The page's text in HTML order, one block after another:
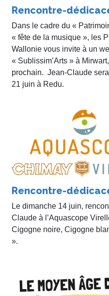
Rencontre-
Dans le cadre du «
« fête de la musique », les
Wallonie vous invite à un
« Sublissim’Arts » à
prochain. Jean-Claude
21 juin à Redu.
Rencontre-
Le dimanche 14 juin,
Claude à l’Aquascope
Cigogne noire, Cigogne
».